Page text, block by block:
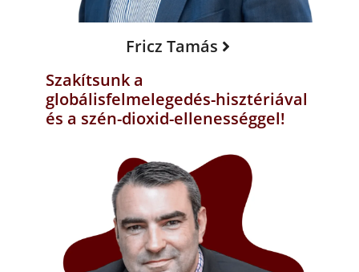
Fricz Tamás
Szakítsunk a
globálisfelmelegedés-hisztériával
és a szén-dioxid-ellenességgel!